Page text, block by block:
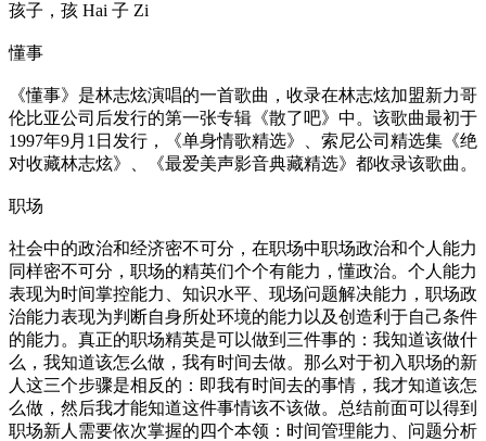
孩子，孩 Hai 子 Zi
懂事
《懂事》是林志炫演唱的一首歌曲，收录在林志炫加盟新力哥
伦比亚公司后发行的第一张专辑《散了吧》中。该歌曲最初于
1997年9月1日发行，《单身情歌精选》、索尼公司精选集《绝
对收藏林志炫》、《最爱美声影音典藏精选》都收录该歌曲。
职场
社会中的政治和经济密不可分，在职场中职场政治和个人能力
同样密不可分，职场的精英们个个有能力，懂政治。个人能力
表现为时间掌控能力、知识水平、现场问题解决能力，职场政
治能力表现为判断自身所处环境的能力以及创造利于自己条件
的能力。真正的职场精英是可以做到三件事的：我知道该做什
么，我知道该怎么做，我有时间去做。那么对于初入职场的新
人这三个步骤是相反的：即我有时间去的事情，我才知道该怎
么做，然后我才能知道这件事情该不该做。总结前面可以得到
职场新人需要依次掌握的四个本领：时间管理能力、问题分析